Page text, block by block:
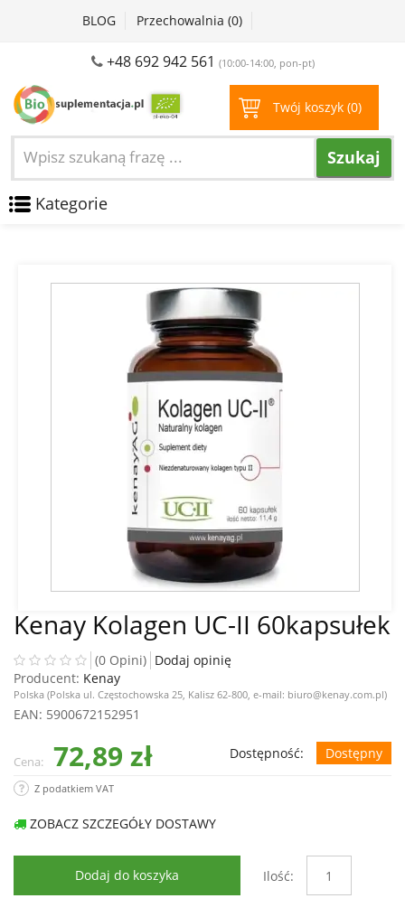
BLOG Przechowalnia (0)
+48 692 942 561 (10:00-14:00, pon-pt)
Twój koszyk (0)
Szukaj
Kategorie
Kenay Kolagen UC-II 60kapsułek
(0 Opini) Dodaj opinię
Producent: Kenay
Polska (Polska ul. Częstochowska 25, Kalisz 62-800, e-mail: biuro@kenay.com.pl)
EAN: 5900672152951
Cena: 72,89 zł Dostępność: Dostępny
Z podatkiem VAT
ZOBACZ SZCZEGÓŁY DOSTAWY
Dodaj do koszyka Ilość: